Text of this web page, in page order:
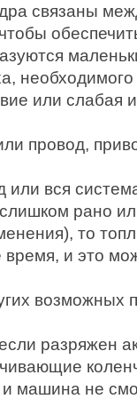
связаны
или слабая
провод,
или вся
рано
то
и это
возможных
разряжен
машина не